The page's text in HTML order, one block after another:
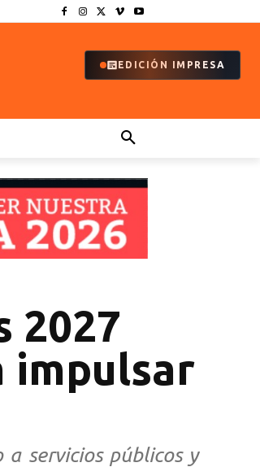
EDICIÓN IMPRESA
2027
impulsar
servicios públicos y